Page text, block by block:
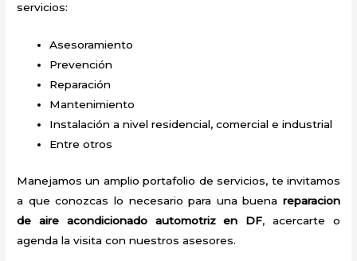
servicios:
Asesoramiento
Prevención
Reparación
Mantenimiento
Instalación a nivel residencial, comercial e industrial
Entre otros
Manejamos un amplio portafolio de servicios, te invitamos
a que conozcas lo necesario para una buena reparacion
de aire acondicionado automotriz en DF, acercarte o
agenda la visita con nuestros asesores.